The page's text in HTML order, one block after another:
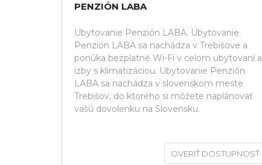
PENZIÓN LABA
Ubytovanie Penzión LABA. Ubytovanie
Penzión LABA sa nachádza v Trebišove a
ponúka bezplatné Wi-Fi v celom ubytovaní a
izby s klimatizáciou. Ubytovanie Penzión
LABA sa nachádza v slovenskom meste
Trebišov, do ktorého si môžete naplánovať
vašú dovolenku na Slovensku.
OVERIŤ DOSTUPNOSŤ